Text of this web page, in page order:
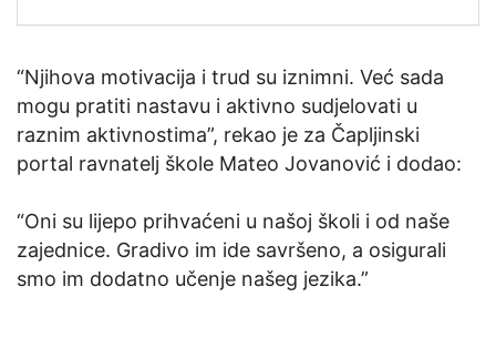
“Njihova motivacija i trud su iznimni. Već sada
mogu pratiti nastavu i aktivno sudjelovati u
raznim aktivnostima”, rekao je za Čapljinski
portal ravnatelj škole Mateo Jovanović i dodao:
“Oni su lijepo prihvaćeni u našoj školi i od naše
zajednice. Gradivo im ide savršeno, a osigurali
smo im dodatno učenje našeg jezika.”